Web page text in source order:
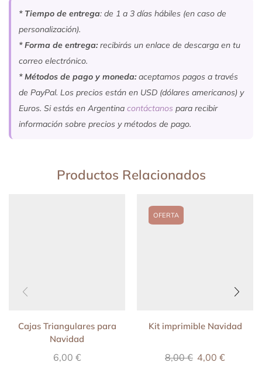
* Tiempo de entrega: de 1 a 3 días hábiles (en caso de
personalización).
* Forma de entrega:recibirás un enlace de descarga en tu
correo electrónico.
* Métodos de pago y moneda:aceptamos pagos a través
de PayPal. Los precios están en USD (dólares americanos) y
Euros. Si estás en Argentina contáctanos para recibir
información sobre precios y métodos de pago.
Productos Relacionados
Cajas Triangulares para
Navidad
6,00 €
OFERTA
Kit imprimible Navidad
8,00€ 4,00 €